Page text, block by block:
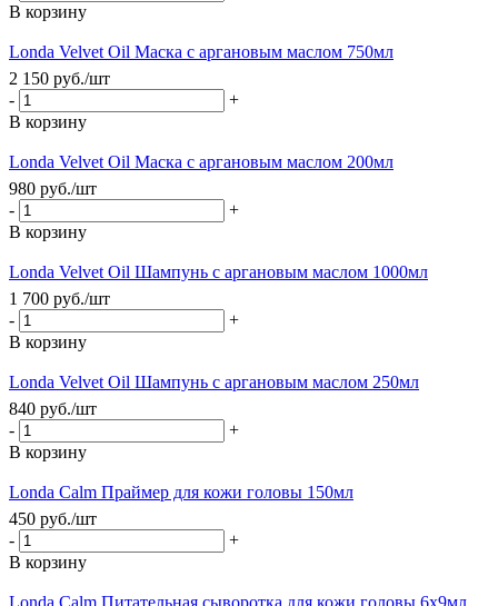
В корзину
Londa Velvet Oil Маска с аргановым маслом 750мл
2 150 руб./шт
-
+
В корзину
Londa Velvet Oil Маска с аргановым маслом 200мл
980 руб./шт
-
+
В корзину
Londa Velvet Oil Шампунь с аргановым маслом 1000мл
1 700 руб./шт
-
+
В корзину
Londa Velvet Oil Шампунь с аргановым маслом 250мл
840 руб./шт
-
+
В корзину
Londa Calm Праймер для кожи головы 150мл
450 руб./шт
-
+
В корзину
Londa Calm Питательная сыворотка для кожи головы 6x9мл